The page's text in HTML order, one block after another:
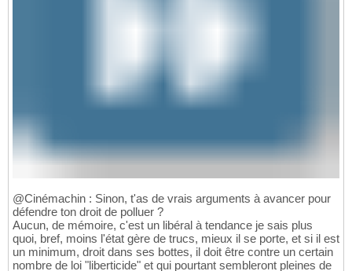
@Cinémachin : Sinon, t'as de vrais arguments à avancer pour
défendre ton droit de polluer ?
Aucun, de mémoire, c'est un libéral à tendance je sais plus
quoi, bref, moins l'état gère de trucs, mieux il se porte, et si il est
un minimum, droit dans ses bottes, il doit être contre un certain
nombre de loi "liberticide" et qui pourtant sembleront pleines de